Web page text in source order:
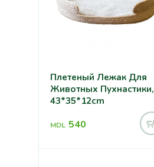
Плетеный Лежак Для
Животных Пухнастики,
43*35*12cm
MDL 540